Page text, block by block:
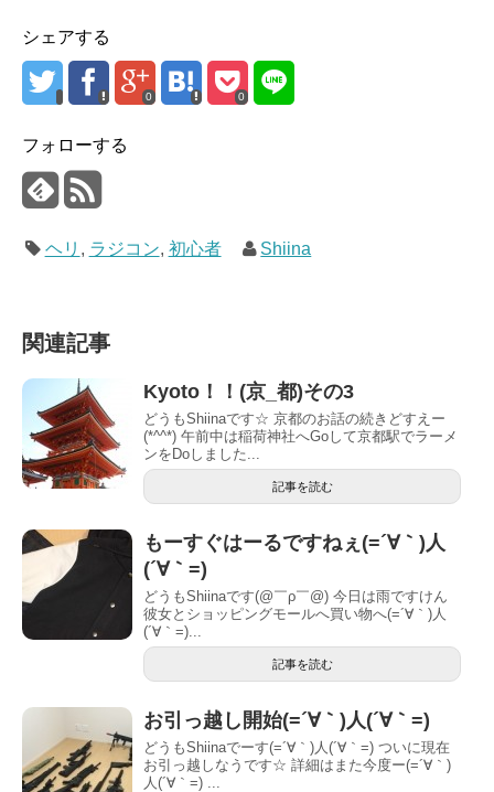
シェアする
0 0
フォローする
ヘリ , ラジコン, 初心者 Shiina
関連記事
Kyoto！！(京_都)その3
どうもShiinaです☆ 京都のお話の続きどすえー
(*^^*) 午前中は稲荷神社へGoして京都駅でラーメ
ンをDoしました...
記事を読む
もーすぐはーるですねぇ(=´∀｀)人
(´∀｀=)
どうもShiinaです(@￣ρ￣@) 今日は雨ですけん
彼女とショッピングモールへ買い物へ(=´∀｀)人
(´∀｀=)...
記事を読む
お引っ越し開始(=´∀｀)人(´∀｀=)
どうもShiinaでーす(=´∀｀)人(´∀｀=) ついに現在
お引っ越しなうです☆ 詳細はまた今度ー(=´∀｀)
人(´∀｀=) ...